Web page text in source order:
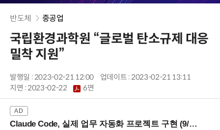
반도체 중공업
국립환경과학원 “글로벌 탄소규제 대응
밀착 지원”
발행일 : 2023-02-21 12:00
업데이트 : 2023-02-21 13:11
지면 :2023-02-22 6면
Claude Code, 실제 업무 자동화 프로젝트 구현 (9/16 ~17 강남역)